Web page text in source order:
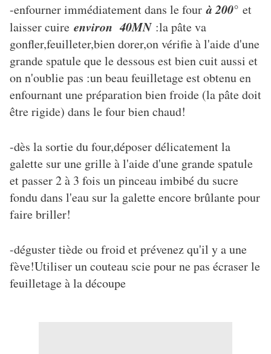
-enfourner immédiatement dans le four à 200° et
laisser cuire environ 40MN:la pâte va
gonfler,feuilleter,bien dorer,on vérifie à l'aide d'une
grande spatule que le dessous est bien cuit aussi et
on n'oublie pas :un beau feuilletage est obtenu en
enfournant une préparation bien froide (la pâte doit
être rigide) dans le four bien chaud!
-dès la sortie du four,déposer délicatement la
galette sur une grille à l'aide d'une grande spatule
et passer 2 à 3 fois un pinceau imbibé du sucre
fondu dans l'eau sur la galette encore brûlante pour
faire briller!
-déguster tiède ou froid et prévenez qu'il y a une
fève!Utiliser un couteau scie pour ne pas écraser le
feuilletage à la découpe